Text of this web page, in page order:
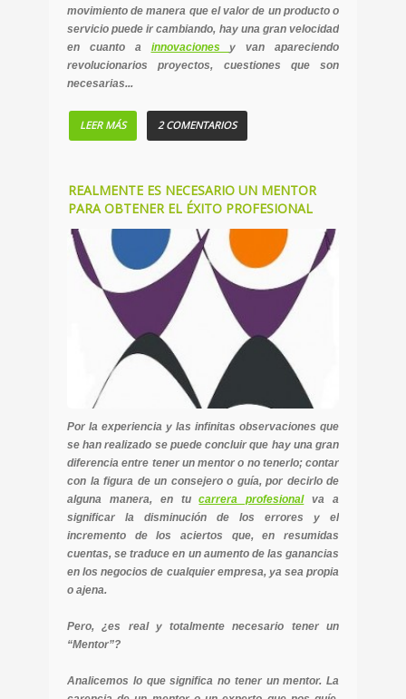
movimiento de manera que el valor de un producto o
servicio puede ir cambiando, hay una gran velocidad
en cuanto a innovacionesy van apareciendo
revolucionarios proyectos, cuestiones que son
necesarias...
LEER MÁS 2 COMENTARIOS
REALMENTE ES NECESARIO UN MENTOR
PARA OBTENER EL ÉXITO PROFESIONAL
Por la experiencia y las infinitas observaciones que
se han realizado se puede concluir que hay una gran
diferencia entre tener un mentor o no tenerlo; contar
con la figura de un consejero o guía, por decirlo de
alguna manera, en tucarrera profesionalva a
significar la disminución de los errores y el
incremento de los aciertos que, en resumidas
cuentas, se traduce en un aumento de las ganancias
en los negocios de cualquier empresa, ya sea propia
o ajena.
Pero, ¿es real y totalmente necesario tener un
“Mentor”?
Analicemos lo que significa no tener un mentor. La